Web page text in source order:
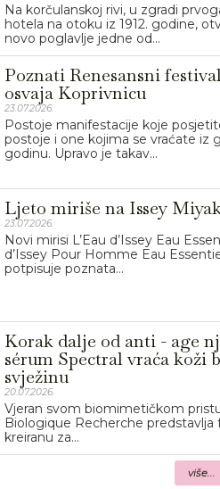
Na korčulanskoj rivi, u zgradi
hotela na otoku iz 1912. godine,
novo poglavlje jedne od...
Poznati Renesansni
osvaja Koprivnicu
23.07.2026.
Postoje manifestacije koje
postoje i one kojima se vraćate iz
godinu. Upravo je takav...
Ljeto miriše na Issey
23.07.2026.
Novi mirisi L’Eau d’Issey Eau
d’Issey Pour Homme Eau
potpisuje poznata...
Korak dalje od anti - age
sérum Spectral vraća koži
svježinu
20.07.2026.
Vjeran svom biomimetičkom
Biologique Recherche predstavlja
kreiranu za...
više...